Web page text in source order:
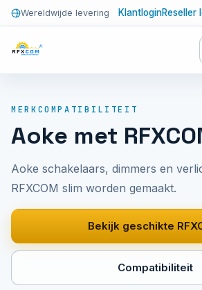
Wereldwijde levering KlantloginReseller
MERKCOMPATIBILITEIT
Aoke met
Aoke schakelaars, dimmers en
RFXCOM slim worden gemaakt.
Bekijk geschikte
Compatibiliteit